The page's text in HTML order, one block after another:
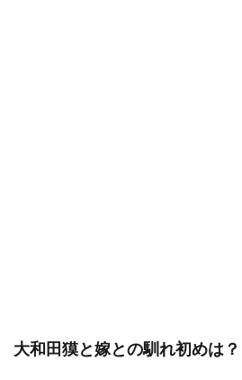
大和田獏と嫁との馴れ初めは？